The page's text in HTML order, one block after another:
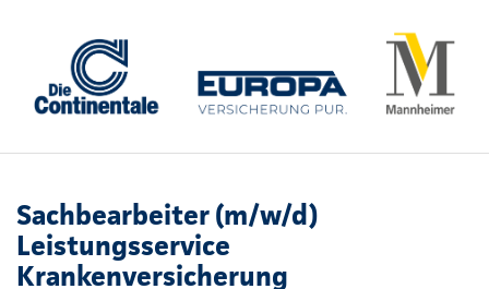
Sachbearbeiter (m/w/d)
Leistungsservice
Krankenversicherung